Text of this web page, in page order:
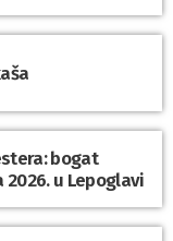
bogat
2026. u Lepoglavi